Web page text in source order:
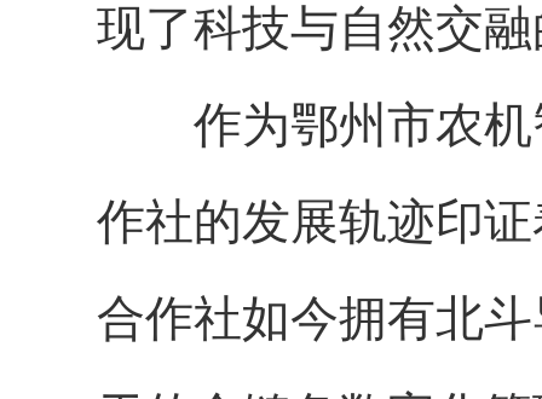
现了科技与自然交
作为鄂州市农机
作社的发展轨迹印
合作社如今拥有北